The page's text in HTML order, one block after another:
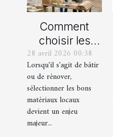
Comment
choisir les
meilleurs
matériaux
locaux pour
votre maison ?
28 avril 2026 00:38
Lorsqu'il s'agit de bâtir
ou de rénover,
sélectionner les bons
matériaux locaux
devient un enjeu
majeur...